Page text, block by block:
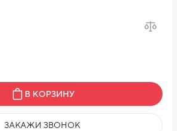
В КОРЗИНУ
ЗАКАЖИ ЗВОНОК